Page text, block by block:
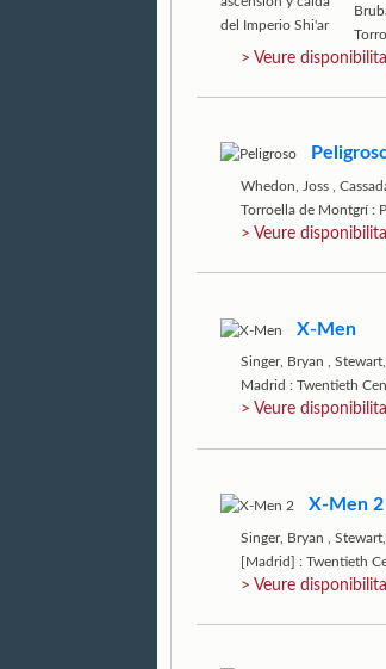
> Veure
Whedon, Joss ,
Torroella de Montgrí :
> Veure
X-Men
Singer, Bryan ,
Madrid : Twentieth
> Veure
X-Men 2
Singer, Bryan ,
[Madrid] : Twentieth
> Veure